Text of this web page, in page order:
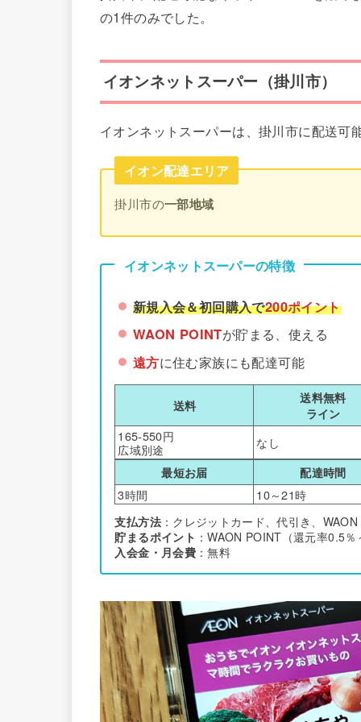
の1件のみでした。
イオンネットスーパー（掛川市）
イオンネットスーパーは、掛川市に配送可
イオン配達エリア
掛川市の一部地域
イオンネットスーパーの特徴
新規入会＆初回購入で200ポイント
WAON POINTが貯まる、使える
遠方に住む家族にも配達可能
送料
送料無料
ライン
165-550円
広域別途
なし
最短お届 配達時間
3時間 10～21時
支払方法：クレジットカード、代引き、
貯まるポイント ：WAON POINT（還元率0.5％
入会金・月会費：無料